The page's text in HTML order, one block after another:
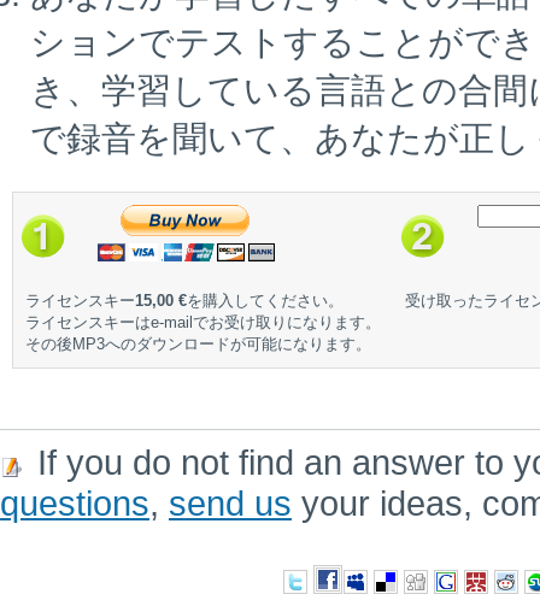
ションでテストすることがで
き、学習している言語との合
で録音を聞いて、あなたが正
ライセンスキー15,00 €を購入してください。
ライセンスキーはe-mailでお受け取りになります。
その後MP3へのダウンロードが可能になります。
受け取ったライセ
If you do not find an answer to
questions, send us your ideas,